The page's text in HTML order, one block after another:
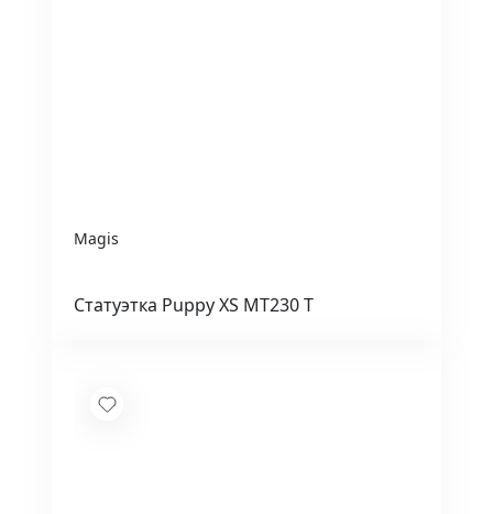
Magis
Статуэтка Puppy XS MT230 T